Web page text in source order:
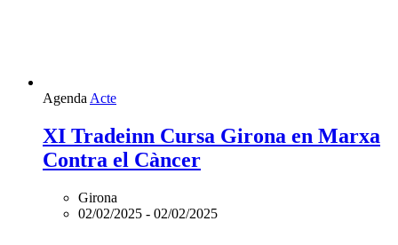
AgendaActe
XI Tradeinn Cursa Girona en Marxa
Contra el Càncer
Girona
02/02/2025 - 02/02/2025